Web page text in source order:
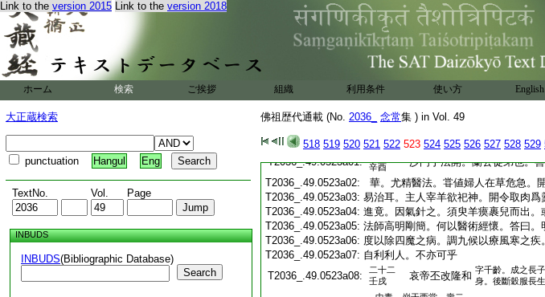
Link to the version 2015 Link to the version 2018
ホーム 検索 ご挨拶 組織 利用条件 使い方 English
大正蔵検索
punctuation Hangul Eng
TextNo. Vol. Page
INBUDS
INBUDS(Bibliographic Database)
Search
佛祖歴代通載 (No. 2036_ 念常集 ) in Vol. 49
518 519 520 521 522 523 524 525 526 527 528 529
T2036_.49.0522c21:
二十 釋渉公。本蜀人也。預言多驗。
T2036_.49.0522c22:安。時天大旱。 5 堅命師祈雨。呪龍
T2036_.49.0522c23:
雨沛然。恪加敬事。師不食五穀。日行
里。是年示滅而歳復旱。堅謂祕書朱彤
渉公若在。豈使朕焦心于雲漢哉。其思
T2036_.49.0522c26:如此
T2036_.49.0522c27:
己未 秦改甘露
T2036_.49.0522c28:
僣立十年。改元建熙
T2036_.49.0523a01:
辛酉
沙門于法開。蘭公徒弟也。
T2036_.49.0523a02:
華。尤精醫法。甞値婦人在草危急。
T2036_.49.0523a03: 易治耳。主人宰羊欲祀神。開令取肉爲
T2036_.49.0523a04: 進竟。因氣針之。須臾羊瘼裹兒而出。
T2036_.49.0523a05: 法師高明剛簡。何以醫術經懷。答曰。
T2036_.49.0523a06: 度以除四魔之病。調九候以療風寒之疾。
T2036_.49.0523a07: 自利利人。不亦可乎
T2036_.49.0523a08:
二十二
壬戌
哀帝丕改隆和 字千齡。成之長
身。後斷穀服長